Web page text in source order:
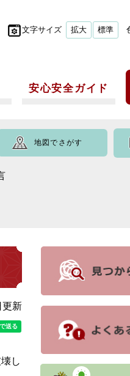
文字サイズ 拡大 標準
安心安全ガイド
地図でさがす
更新
し